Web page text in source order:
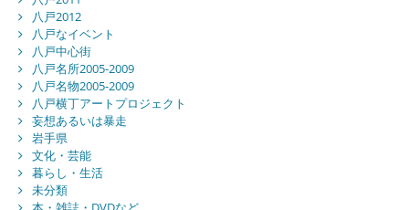
八戸2012
八戸なイベント
八戸中心街
八戸名所2005-2009
八戸名物2005-2009
八戸横丁アートプロジェクト
妄想あるいは暴走
岩手県
文化・芸能
暮らし・生活
未分類